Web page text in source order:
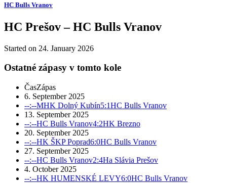
HC Bulls Vranov
HC Prešov – HC Bulls Vranov
Started on 24. January 2026
Ostatné zápasy v tomto kole
ČasZápas
6. September 2025
--:--MHK Dolný Kubín5:1HC Bulls Vranov
13. September 2025
--:--HC Bulls Vranov4:2HK Brezno
20. September 2025
--:--HK ŠKP Poprad6:0HC Bulls Vranov
27. September 2025
--:--HC Bulls Vranov2:4Ha Slávia Prešov
4. October 2025
--:--HK HUMENSKÉ LEVY6:0HC Bulls Vranov